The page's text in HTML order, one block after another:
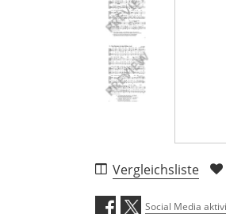
Vergleichsliste
Social Media